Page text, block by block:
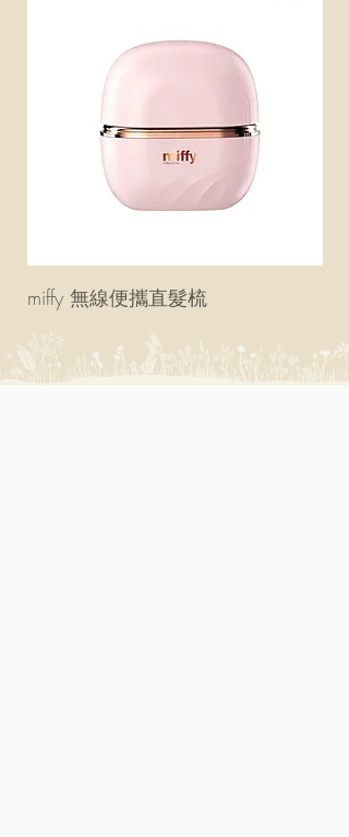
miffy 無線便攜直髮梳